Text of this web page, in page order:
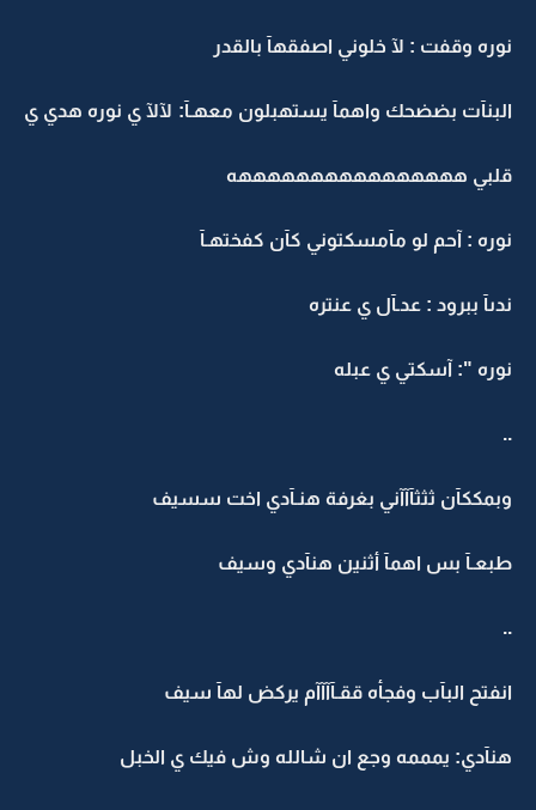
نوره وقفت : لآ خلوني اصفقهآ بالقدر
البنآت بضضحك واهمآ يستهبلون معهـآ: لآلآ ي نوره هدي ي
قلبي ههههههههههههههههه
نوره : آحم لو مآمسكتوني كآن كفختهـآ
ندىآ ببرود : عدـآل ي عنتره
نوره ": آسكتي ي عبله
..
وبمككآن ثثثآآآني بغرفة هنـآدي اخت سسيف
طبعـآ بس اهمآ أثنين هنآدي وسيف
..
انفتح البآب وفجأه ققـآآآآم يركض لهآ سيف
هنآدي: يمممه وجع ان شالله وش فيك ي الخبل